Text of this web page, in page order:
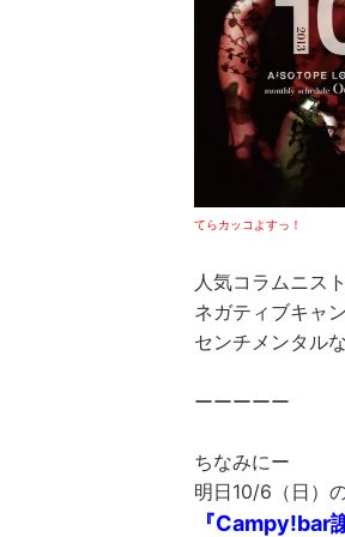
てらカッコよすっ！
人気コラムニス
ネガティブキャ
センチメンタル
ーーーーー
ちなみにー
明日10/6（日）
『Campy!bar